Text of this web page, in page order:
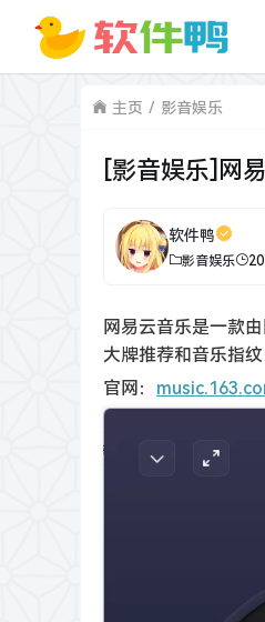
主页 影音娱乐
[影音娱乐]网
软件鸭
影音娱乐
网易云音乐是一款
大牌推荐和音乐指
官网：